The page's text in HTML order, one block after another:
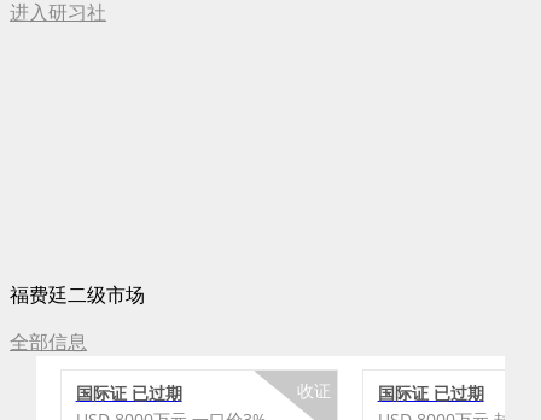
进入研习社
福费廷二级市场
全部信息
收证
国际证 已过期
国际证 已过期